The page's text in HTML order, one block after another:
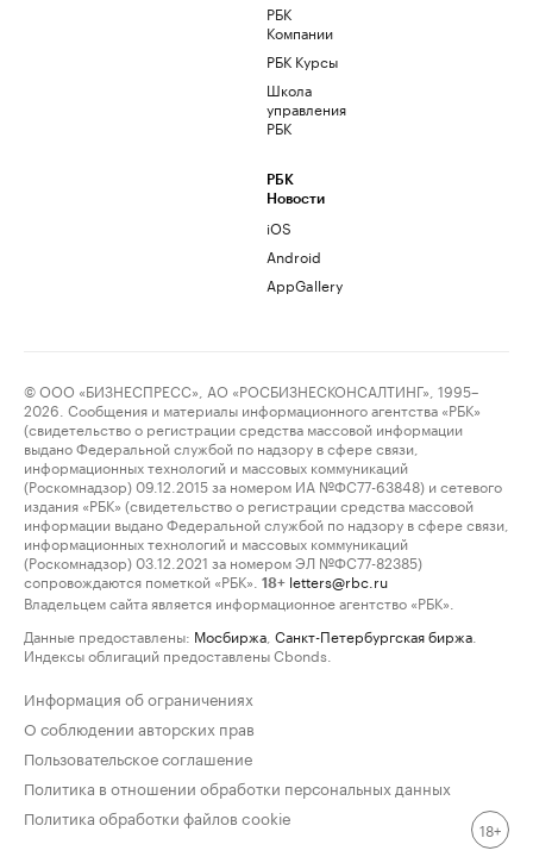
РБК
Компании
РБК Курсы
Школа
управления
РБК
РБК
Новости
iOS
Android
AppGallery
© ООО «БИЗНЕСПРЕСС», АО «РОСБИЗНЕСКОНСАЛТИНГ», 1995–
2026. Сообщения и материалы информационного агентства «РБК»
(свидетельство о регистрации средства массовой информации
выдано Федеральной службой по надзору в сфере связи,
информационных технологий и массовых коммуникаций
(Роскомнадзор) 09.12.2015 за номером ИА №ФС77-63848) и сетевого
издания «РБК» (свидетельство о регистрации средства массовой
информации выдано Федеральной службой по надзору в сфере связи,
информационных технологий и массовых коммуникаций
(Роскомнадзор) 03.12.2021 за номером ЭЛ №ФС77-82385)
сопровождаются пометкой «РБК».
18+ letters@rbc.ru
Владельцем сайта является информационное агентство «РБК».
Данные предоставлены: Мосбиржа Санкт-Петербургская биржа
Индексы облигаций предоставлены Cbonds.
Информация об ограничениях
О соблюдении авторских прав
Пользовательское соглашение
Политика в отношении обработки персональных данных
Политика обработки файлов cookie
18+